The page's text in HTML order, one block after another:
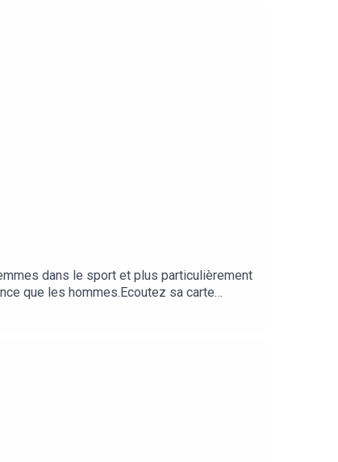
dans le sport et plus particulièrement
que les hommes.Ecoutez sa carte